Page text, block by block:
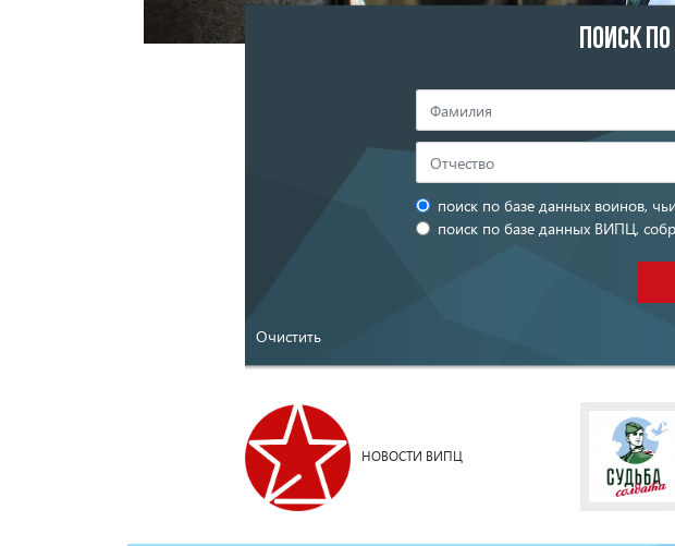
ПОИСК
поиск по базе данных воинов,
поиск по базе данных ВИПЦ,
Очистить
НОВОСТИ ВИПЦ